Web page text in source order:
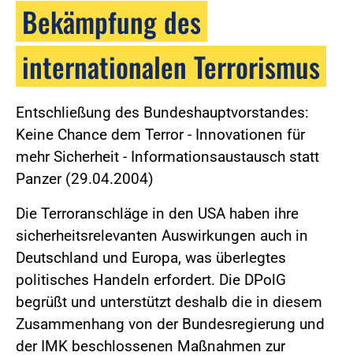
Bekämpfung des
internationalen Terrorismus
Entschließung des Bundeshauptvorstandes:
Keine Chance dem Terror - Innovationen für
mehr Sicherheit - Informationsaustausch statt
Panzer (29.04.2004)
Die Terroranschläge in den USA haben ihre
sicherheitsrelevanten Auswirkungen auch in
Deutschland und Europa, was überlegtes
politisches Handeln erfordert. Die DPolG
begrüßt und unterstützt deshalb die in diesem
Zusammenhang von der Bundesregierung und
der IMK beschlossenen Maßnahmen zur